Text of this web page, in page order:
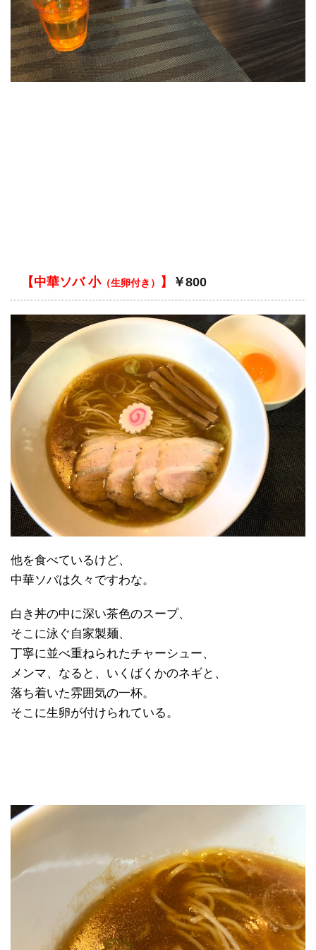
【中華ソバ 小（生卵付き） 】 ￥800
他を食べているけど、
中華ソバは久々ですわな。
白き丼の中に深い茶色のスープ、
そこに泳ぐ自家製麺、
丁寧に並べ重ねられたチャーシュー、
メンマ、なると、いくばくかのネギと、
落ち着いた雰囲気の一杯。
そこに生卵が付けられている。